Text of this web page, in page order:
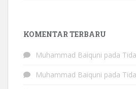
KOMENTAR TERBARU
Muhammad Baiquni pada
Muhammad Baiquni pada